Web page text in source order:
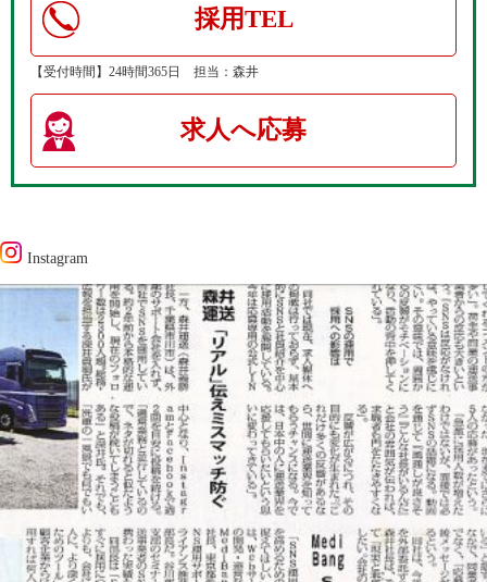
採用TEL
【受付時間】24時間365日 担当：森井
求人へ応募
Instagram